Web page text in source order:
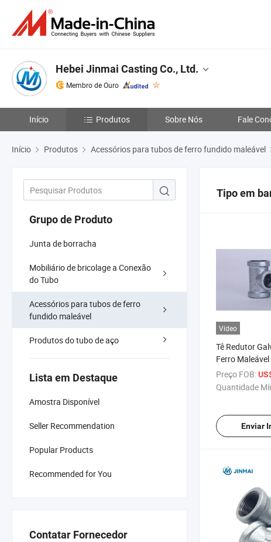
Hebei Jinmai Casting Co., Ltd.
Membro de Ouro
Início Produtos Sobre Nós Fale
Início Produtos Acessórios para tubos de ferro fundido maleável
Grupo de Produto
Junta de borracha
Mobiliário de bricolage a Conexão
do Tubo
Acessórios para tubos de ferro
fundido maleável
Produtos do tubo de aço
Lista em Destaque
Amostra Disponível
Seller Recommendation
Popular Products
Recommended for You
Contatar Fornecedor
Tipo em
Vídeo
Tê Redutor
Ferro
com 3/4*1/2
para Materiais
Preço FOB:
Quantidade
Enviar